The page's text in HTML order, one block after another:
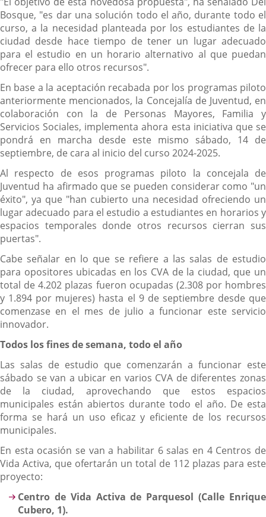
Bosque, "es dar una solución todo el año, durante todo el
curso, a la necesidad planteada por los estudiantes de la
ciudad desde hace tiempo de tener un lugar adecuado
para el estudio en un horario alternativo al que puedan
ofrecer para ello otros recursos".
En base a la aceptación recabada por los programas piloto
anteriormente mencionados, la Concejalía de Juventud, en
colaboración con la de Personas Mayores, Familia y
Servicios Sociales, implementa ahora esta iniciativa que se
pondrá en marcha desde este mismo sábado, 14 de
septiembre, de cara al inicio del curso 2024-2025.
Al respecto de esos programas piloto la concejala de
Juventud ha afirmado que se pueden considerar como "un
éxito", ya que "han cubierto una necesidad ofreciendo un
lugar adecuado para el estudio a estudiantes en horarios y
espacios temporales donde otros recursos cierran sus
puertas".
Cabe señalar en lo que se refiere a las salas de estudio
para opositores ubicadas en los CVA de la ciudad, que un
total de 4.202 plazas fueron ocupadas (2.308 por hombres
y 1.894 por mujeres) hasta el 9 de septiembre desde que
comenzase en el mes de julio a funcionar este servicio
innovador.
Todos los fines de semana, todo el año
Las salas de estudio que comenzarán a funcionar este
sábado se van a ubicar en varios CVA de diferentes zonas
de la ciudad, aprovechando que estos espacios
municipales están abiertos durante todo el año. De esta
forma se hará un uso eficaz y eficiente de los recursos
municipales.
En esta ocasión se van a habilitar 6 salas en 4 Centros de
Vida Activa, que ofertarán un total de 112 plazas para este
proyecto:
Centro de Vida Activa de Parquesol (Calle Enrique
Cubero, 1).